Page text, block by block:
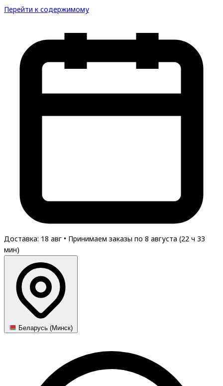
Перейти к содержимому
Доставка: 18 авг • Принимаем заказы по 8 августа (22 ч 33
мин)
Беларусь (Минск)